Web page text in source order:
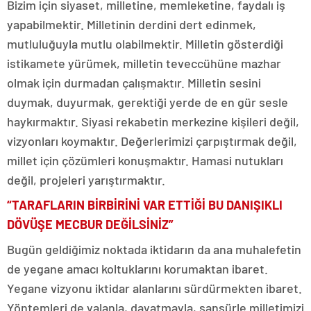
Bizim için siyaset, milletine, memleketine, faydalı iş
yapabilmektir. Milletinin derdini dert edinmek,
mutluluğuyla mutlu olabilmektir. Milletin gösterdiği
istikamete yürümek, milletin teveccühüne mazhar
olmak için durmadan çalışmaktır. Milletin sesini
duymak, duyurmak, gerektiği yerde de en gür sesle
haykırmaktır. Siyasi rekabetin merkezine kişileri değil,
vizyonları koymaktır. Değerlerimizi çarpıştırmak değil,
millet için çözümleri konuşmaktır. Hamasi nutukları
değil, projeleri yarıştırmaktır.
“TARAFLARIN BİRBİRİNİ VAR ETTİĞİ BU DANIŞIKLI
DÖVÜŞE MECBUR DEĞİLSİNİZ”
Bugün geldiğimiz noktada iktidarın da ana muhalefetin
de yegane amacı koltuklarını korumaktan ibaret.
Yegane vizyonu iktidar alanlarını sürdürmekten ibaret.
Yöntemleri de yalanla, dayatmayla, sansürle milletimizi